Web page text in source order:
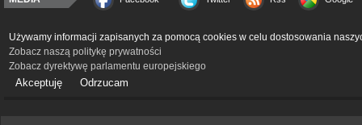
Używamy informacji zapisanych za pomocą cookies w celu dostosowania
Zobacz naszą politykę prywatności
Zobacz dyrektywę parlamentu europejskiego
Akceptuję Odrzucam